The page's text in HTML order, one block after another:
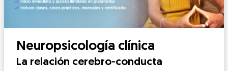
Neuropsicología clínica
La relación cerebro-conducta